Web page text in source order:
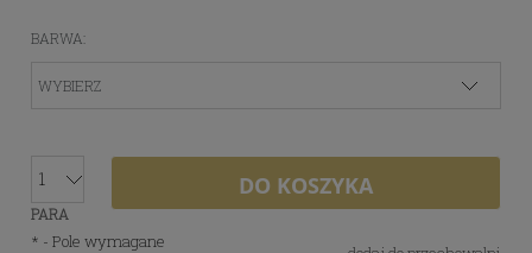
BARWA:
PARA
DO KOSZYKA
* - Pole wymagane